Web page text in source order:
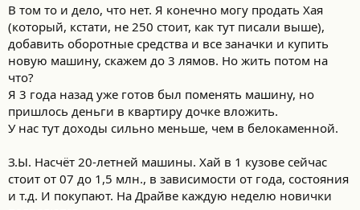
В том то и дело, что нет. Я конечно могу продать Хая
(который, кстати, не 250 стоит, как тут писали выше),
добавить оборотные средства и все заначки и купить
новую машину, скажем до 3 лямов. Но жить потом на
что?
Я 3 года назад уже готов был поменять машину, но
пришлось деньги в квартиру дочке вложить.
У нас тут доходы сильно меньше, чем в белокаменной.
З.Ы. Насчёт 20-летней машины. Хай в 1 кузове сейчас
стоит от 07 до 1,5 млн., в зависимости от года, состояния
и т.д. И покупают. На Драйве каждую неделю новички